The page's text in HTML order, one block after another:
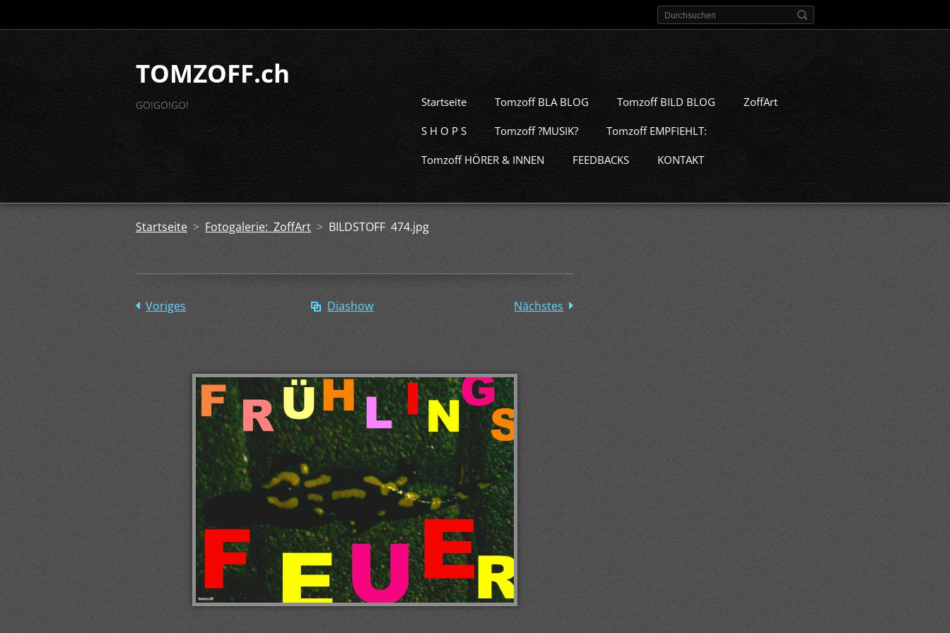
TOMZOFF.ch
GO!GO!GO! Startseite Tomzoff BLA BLOG Tomzoff BILD BLOG ZoffArt
S H O P S Tomzoff ?MUSIK? Tomzoff EMPFIEHLT:
Tomzoff HÖRER & INNEN FEEDBACKS KONTAKT
Startseite > Fotogalerie: ZoffArt >BILDSTOFF 474.jpg
Voriges Diashow Nächstes